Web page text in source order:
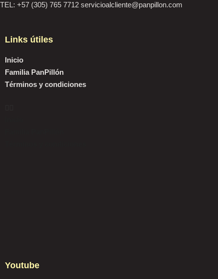
TEL: +57 (305) 765 7712 servicioalcliente@panpillon.com
Links útiles
Inicio
Familia PanPillón
Términos y condiciones
Youtube